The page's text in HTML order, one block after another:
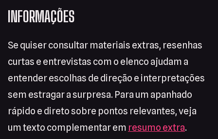
INFORMAÇÕES
Se quiser consultar materiais extras, resenhas
curtas e entrevistas com o elenco ajudam a
entender escolhas de direção e interpretações
sem estragar a surpresa. Para um apanhado
rápido e direto sobre pontos relevantes, veja
um texto complementar em resumo extra.